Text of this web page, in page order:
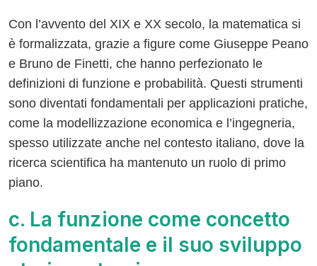
Con l’avvento del XIX e XX secolo, la matematica si
è formalizzata, grazie a figure come Giuseppe Peano
e Bruno de Finetti, che hanno perfezionato le
definizioni di funzione e probabilità. Questi strumenti
sono diventati fondamentali per applicazioni pratiche,
come la modellizzazione economica e l’ingegneria,
spesso utilizzate anche nel contesto italiano, dove la
ricerca scientifica ha mantenuto un ruolo di primo
piano.
c. La funzione come concetto
fondamentale e il suo sviluppo